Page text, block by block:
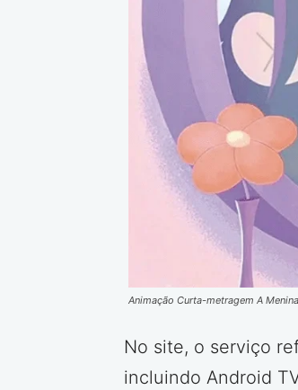
Animação Curta-metragem A
No site, o serviço
incluindo Android